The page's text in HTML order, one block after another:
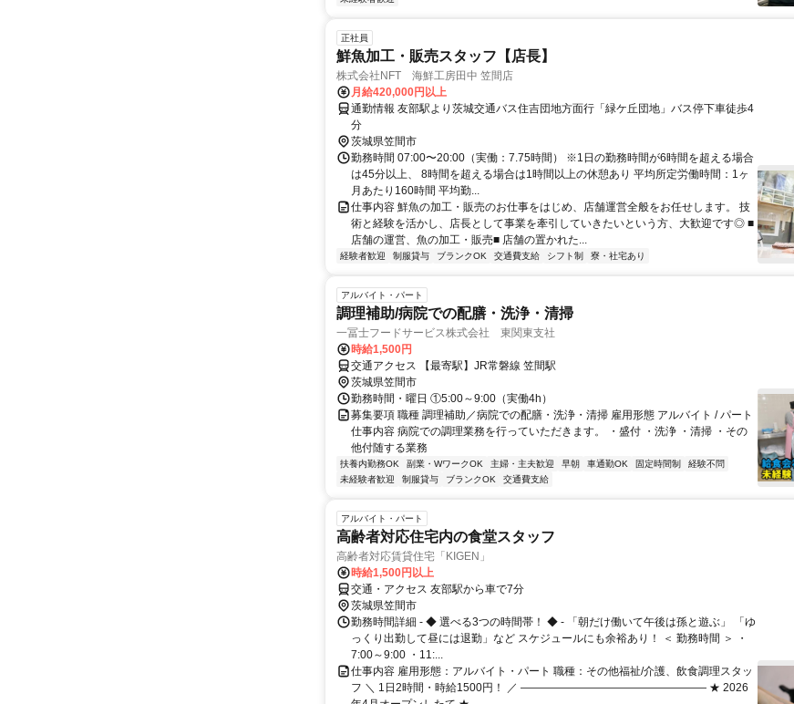
正社員
鮮魚加工・販売スタッフ【店長】
株式会社NFT 海鮮工房田中 笠間店
月給420,000円以上
通勤情報 友部駅より茨城交通バス住吉団地方面行「緑ケ丘団地」バス停下車徒歩4
分
茨城県笠間市
勤務時間 07:00〜20:00（実働：7.75時間） ※1日の勤務時間が6時間を超える場合
は45分以上、 8時間を超える場合は1時間以上の休憩あり 平均所定労働時間：1ヶ
月あたり160時間 平均勤...
仕事内容 鮮魚の加工・販売のお仕事をはじめ、店舗運営全般をお任せします。 技
術と経験を活かし、店長として事業を牽引していきたいという方、大歓迎です◎ ■
店舗の運営、魚の加工・販売■ 店舗の置かれた...
経験者歓迎 制服貸与 ブランクOK 交通費支給 シフト制 寮・社宅あり
アルバイト・パート
調理補助/病院での配膳・洗浄・清掃
一冨士フードサービス株式会社 東関東支社
時給1,500円
交通アクセス 【最寄駅】JR常磐線 笠間駅
茨城県笠間市
勤務時間・曜日 ①5:00～9:00（実働4h）
募集要項 職種 調理補助／病院での配膳・洗浄・清掃 雇用形態 アルバイト / パート
仕事内容 病院での調理業務を行っていただきます。 ・盛付 ・洗浄 ・清掃 ・その
他付随する業務
扶養内勤務OK 副業・WワークOK 主婦・主夫歓迎 早朝 車通勤OK 固定時間制
経験不問
未経験者歓迎
制服貸与 ブランクOK 交通費支給
アルバイト・パート
高齢者対応住宅内の食堂スタッフ
高齢者対応賃貸住宅「KIGEN」
時給1,500円以上
交通・アクセス 友部駅から車で7分
茨城県笠間市
勤務時間詳細 - ◆ 選べる3つの時間帯！ ◆ - 「朝だけ働いて午後は孫と遊ぶ」 「ゆ
っくり出勤して昼には退勤」など スケジュールにも余裕あり！ ＜ 勤務時間 ＞ ・
7:00～9:00 ・11:...
仕事内容 雇用形態：アルバイト・パート 職種：その他福祉/介護、飲食調理スタッ
フ ＼ 1日2時間・時給1500円！ ／ ――――――――――――――――― ★ 2026